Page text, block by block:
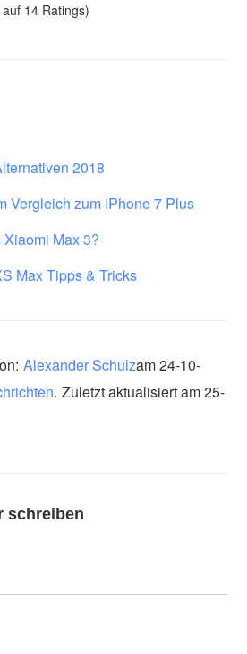
14 Ratings)
2018
Vergleich zum iPhone 7 Plus
Max 3?
Max Tipps & Tricks
Alexander Schulzam24-10-
. Zuletzt aktualisiert am 25-
schreiben